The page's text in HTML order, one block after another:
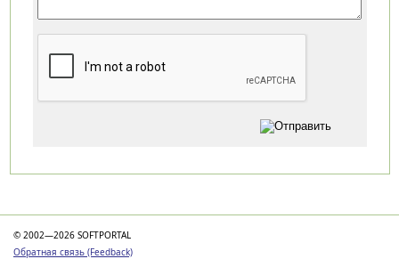
© 2002—2026 SOFTPORTAL
Обратная связь (Feedback)